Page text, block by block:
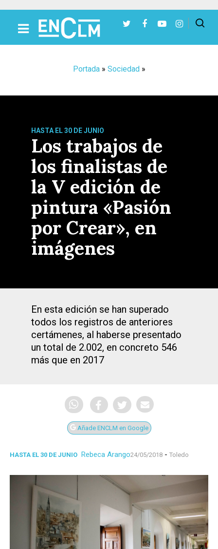
Portada» Sociedad»
HASTA EL 30 DE JUNIO
Los trabajos de
los finalistas de
la V edición de
pintura «Pasión
por Crear», en
imágenes
En esta edición se han superado
todos los registros de anteriores
certámenes, al haberse presentado
un total de 2.002, en concreto 546
más que en 2017
Añade ENCLM en Google
HASTA EL 30 DE JUNIO Rebeca Arango24/05/2018 - Toledo